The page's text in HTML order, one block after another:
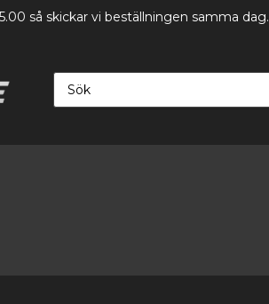
så skickar vi beställningen samma dag.